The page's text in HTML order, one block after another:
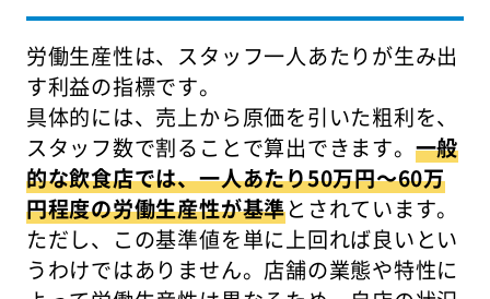
労働生産性は、スタッフ一人あたりが生み出
す利益の指標です。
具体的には、売上から原価を引いた粗利を、
スタッフ数で割ることで算出できます。 一般
的な飲食店では、一人あたり50万円～60万
円程度の労働生産性が基準とされています。
ただし、この基準値を単に上回れば良いとい
うわけではありません。店舗の業態や特性に